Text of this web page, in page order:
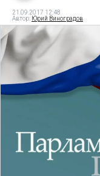
21.09.2017 12:48
Автор: Юрий Виноградов